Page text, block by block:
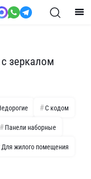
зеркалом
С кодом
Панели наборные
Для жилого помещения